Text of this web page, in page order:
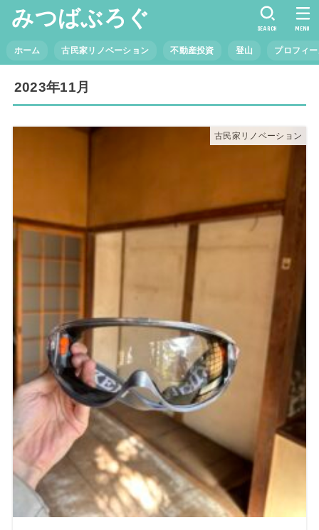
みつばぶろぐ
ホーム 古民家リノベーション 不動産投資 登山 プロフィ
SEARCH MENU
2023年11月
古民家リノベーション